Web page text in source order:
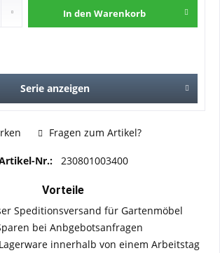
In den Warenkorb
Serie anzeigen
Fragen zum Artikel?
Nr.: 230801003400
Vorteile
Speditionsversand für Gartenmöbel
bei Anbgebotsanfragen
innerhalb von einem Arbeitstag